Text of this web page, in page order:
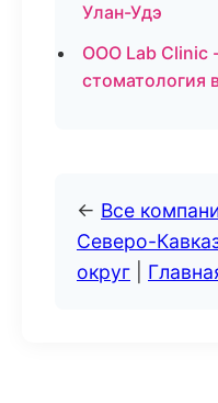
Улан-Удэ
ООО Lab Clinic
стоматология
← Все
Северо-
округ